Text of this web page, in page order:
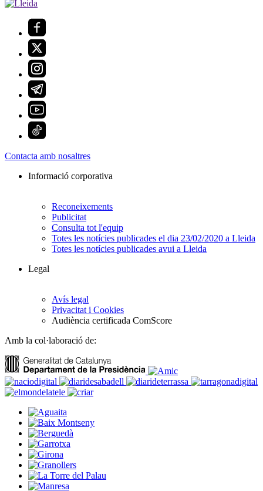
Contacta amb nosaltres
Informació corporativa
Reconeixements
Publicitat
Consulta tot l'equip
Totes les notícies publicades el dia 23/02/2020 a Lleida
Totes les notícies publicades avui a Lleida
Legal
Avís legal
Privacitat i Cookies
Audiència certificada ComScore
Amb la col·laboració de: